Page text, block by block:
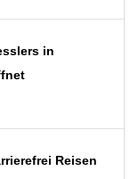
in
Reisen